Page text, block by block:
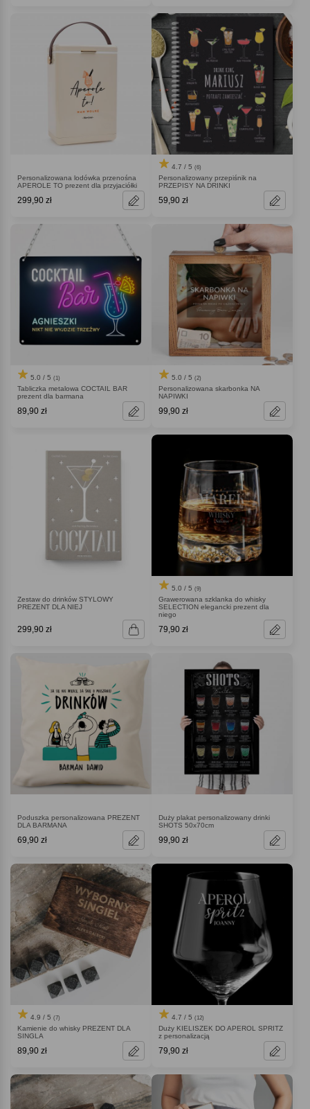
Personalizowana lodówka przenośna
APEROLE TO prezent dla przyjaciółki
299,90 zł
4.7 / 5 (6)
Personalizowany przepiśnik na
PRZEPISY NA DRINKI
59,90 zł
5.0 / 5 (1)
Tabliczka metalowa COCTAIL BAR
prezent dla barmana
89,90 zł
5.0 / 5 (2)
Personalizowana skarbonka NA
NAPIWKI
99,90 zł
Zestaw do drinków STYLOWY
PREZENT DLA NIEJ
299,90 zł
5.0 / 5 (9)
Grawerowana szklanka do whisky
SELECTION elegancki prezent dla
niego
79,90 zł
Poduszka personalizowana PREZENT
DLA BARMANA
69,90 zł
Duży plakat personalizowany drinki
SHOTS 50x70cm
99,90 zł
4.9 / 5 (7)
Kamienie do whisky PREZENT DLA
SINGLA
89,90 zł
4.7 / 5 (12)
Duży KIELISZEK DO APEROL SPRITZ
z personalizacją
79,90 zł